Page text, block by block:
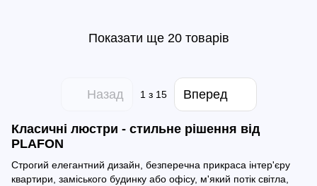
Показати ще 20 товарів
Назад 1з 15 Вперед
Класичні люстри - стильне рішення від
PLAFON
Строгий елегантний дизайн, безперечна прикраса інтер'єру
квартири, заміського будинку або офісу, м'який потік світла,